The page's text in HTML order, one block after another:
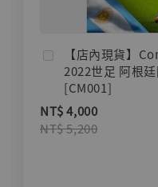
【店內現貨】
2022世足 阿根
[CM001]
NT$ 4,000
NT$ 5,200